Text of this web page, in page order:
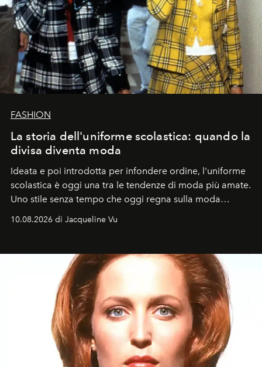
FASHION
La storia dell'uniforme scolastica: quando la
divisa diventa moda
Ideata e poi introdotta per infondere ordine, l'uniforme
scolastica è oggi una tra le tendenze di moda più amate.
Uno stile senza tempo che oggi regna sulla moda
tradizionale e sulla cultura pop.
10.08.2026 di Jacqueline Vu